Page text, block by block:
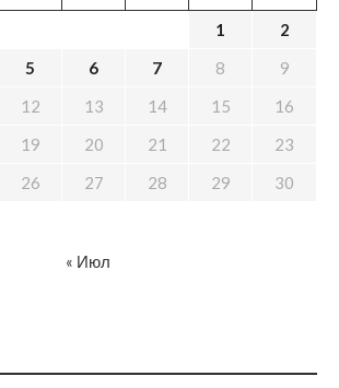
1
2
5 6 7 8
9
12 13 14 15
16
19 20 21 22
23
26 27 28 29
30
« Июл